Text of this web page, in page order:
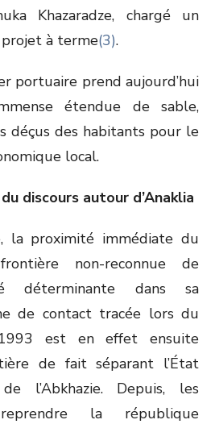
Khazaradze, chargé un
à terme(3).
portuaire prend aujourd’hui
étendue de sable,
déçus des habitants pour le
local.
discours autour d’Anaklia
la proximité immédiate du
non-reconnue de
déterminante dans sa
de contact tracée lors du
est en effet ensuite
de fait séparant l’État
l’Abkhazie. Depuis, les
la république